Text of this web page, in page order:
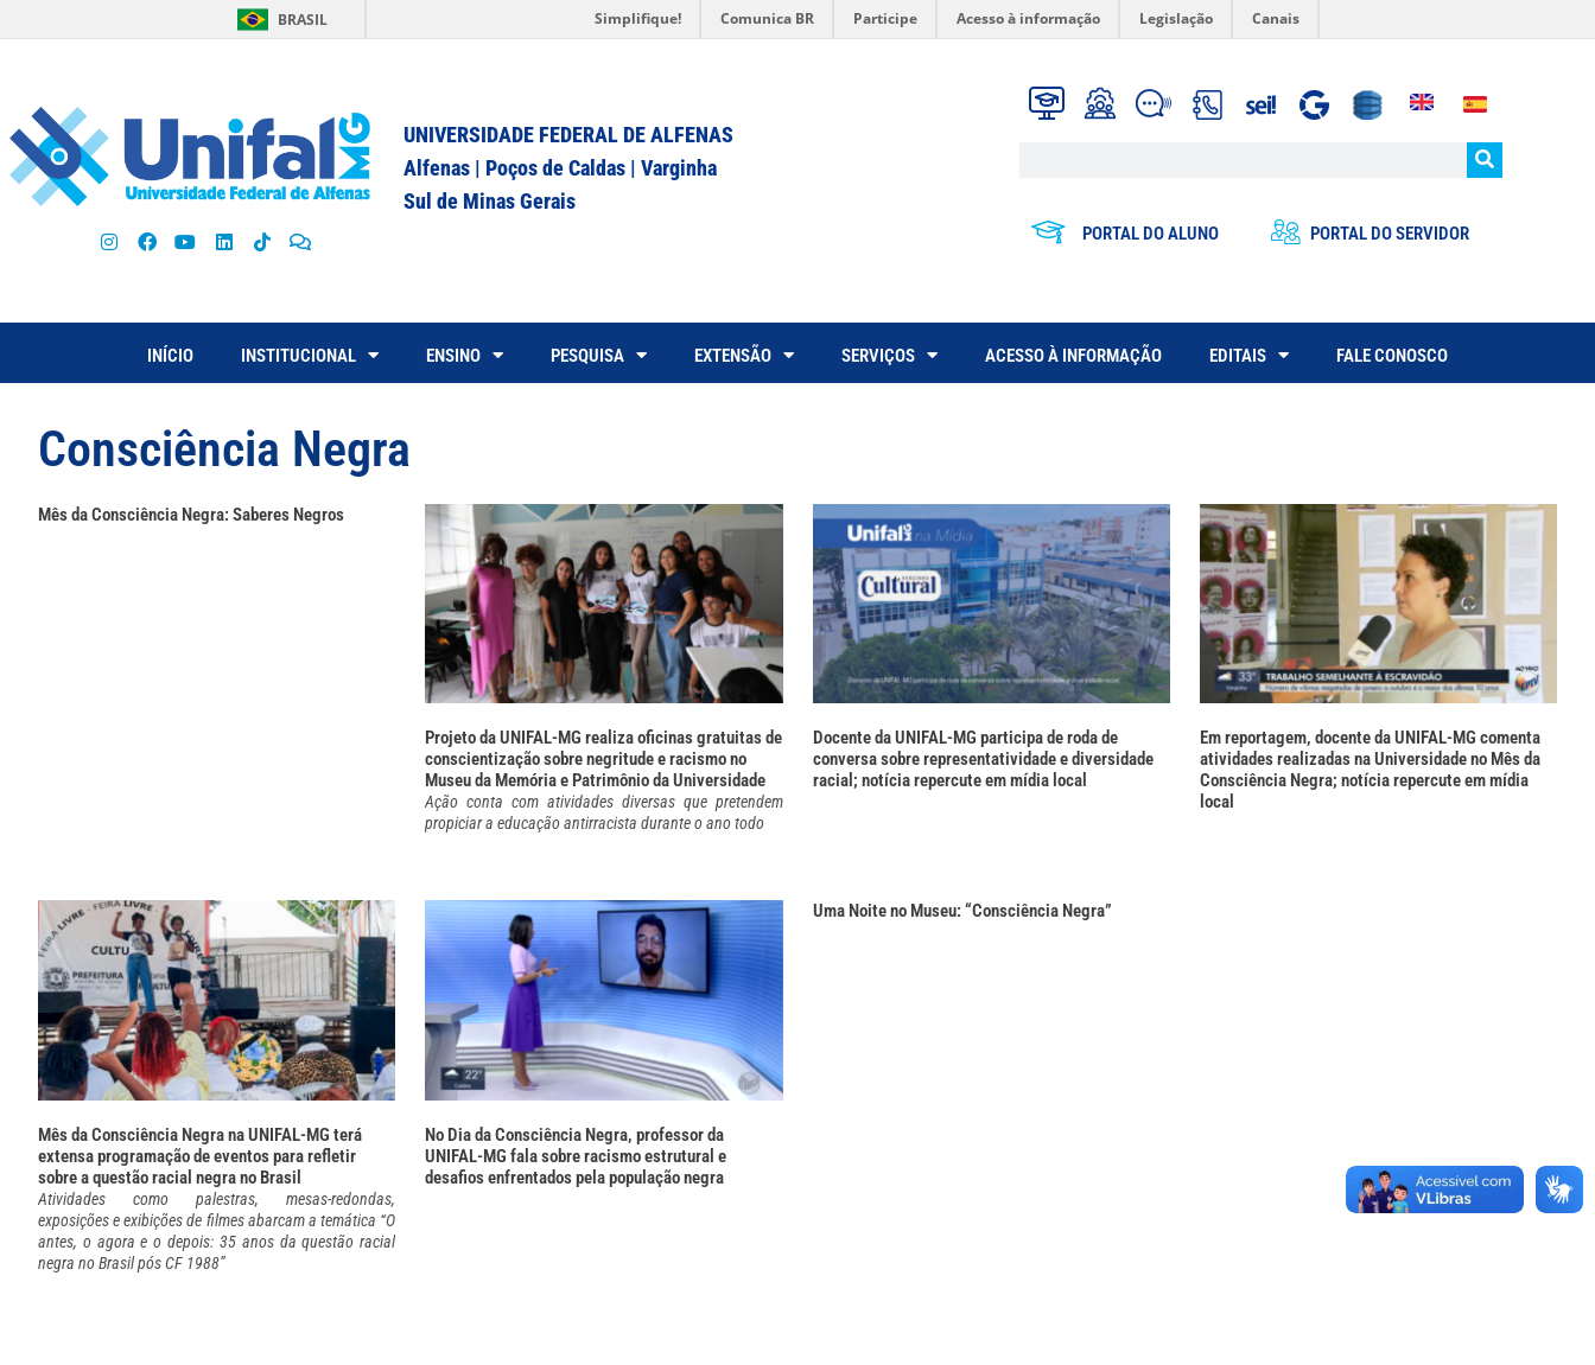
BRASIL Simplifique! Comunica BR Participe Acesso à informação Legislação Canais
UNIVERSIDADE FEDERAL DE ALFENAS
Alfenas | Poços de Caldas | Varginha
Sul de Minas Gerais
PORTAL DO ALUNO PORTAL DO SERVIDOR
INÍCIO INSTITUCIONAL ENSINO PESQUISA EXTENSÃO SERVIÇOS ACESSO À INFORMAÇÃO EDITAIS FALE CONOSCO
Consciência Negra
Mês da Consciência Negra: Saberes Negros
Projeto da UNIFAL-MG realiza oficinas gratuitas de
conscientização sobre negritude e racismo no
Museu da Memória e Patrimônio da Universidade
Ação conta com atividades diversas que pretendem
propiciar a educação antirracista durante o ano todo
Docente da UNIFAL-MG participa de roda de
conversa sobre representatividade e diversidade
racial; notícia repercute em mídia local
Em reportagem, docente da UNIFAL-MG comenta
atividades realizadas na Universidade no Mês da
Consciência Negra; notícia repercute em mídia
local
Mês da Consciência Negra na UNIFAL-MG terá
extensa programação de eventos para refletir
sobre a questão racial negra no Brasil
Atividades como palestras, mesas-redondas,
exposições e exibições de filmes abarcam a temática “O
antes, o agora e o depois: 35 anos da questão racial
negra no Brasil pós CF 1988”
No Dia da Consciência Negra, professor da
UNIFAL-MG fala sobre racismo estrutural e
desafios enfrentados pela população negra
Uma Noite no Museu: “Consciência Negra”